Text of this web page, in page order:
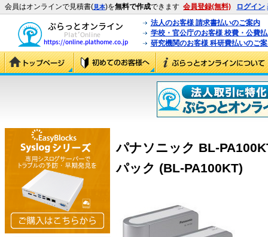
会員はオンラインで見積書(見本)を無料で作成できます 会員登録(無料) ログイン
法人のお客様 請求書払いのご案内
学校・官公庁のお客様 校費・公費
研究機関のお客様 科研費払いのご
パナソニック BL-
パック (BL-PA100KT)